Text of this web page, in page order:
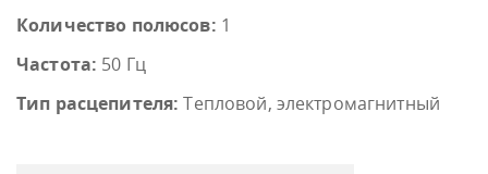
Количество полюсов: 1
Частота: 50 Гц
Тип расцепителя: Тепловой, электромагнитный